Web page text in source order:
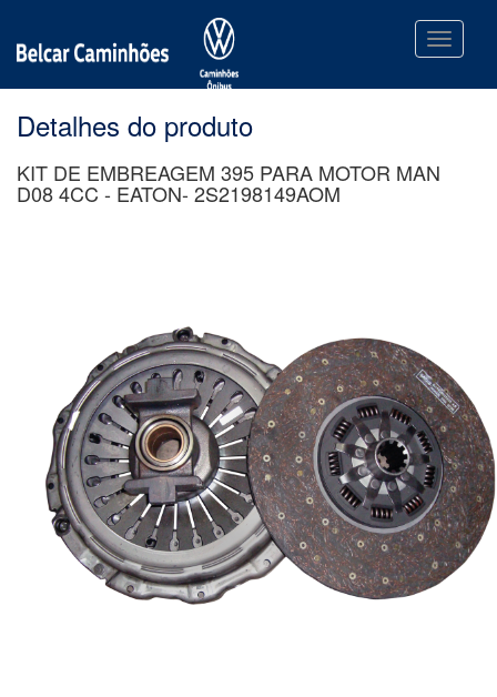
Toggle
Detalhes do produto
KIT DE EMBREAGEM 395 PARA MOTOR MAN
D08 4CC - EATON- 2S2198149AOM